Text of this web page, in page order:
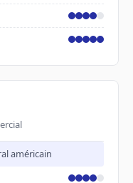
américain